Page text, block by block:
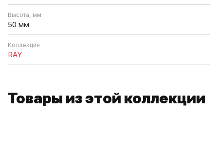
Высота, мм
50 мм
Коллекция
RAY
Товары из этой коллекции